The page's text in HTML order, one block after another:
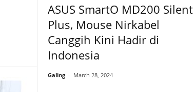
ASUS SmartO MD200 Silent
Plus, Mouse Nirkabel
Canggih Kini Hadir di
Indonesia
Galing - March 28, 2024